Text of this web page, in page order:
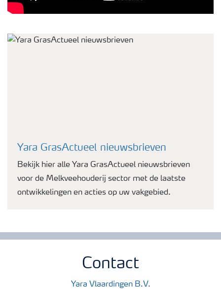
Yara GrasActueel nieuwsbrieven
Bekijk hier alle Yara GrasActueel nieuwsbrieven
voor de Melkveehouderij sector met de laatste
ontwikkelingen en acties op uw vakgebied.
Contact
Yara Vlaardingen B.V.